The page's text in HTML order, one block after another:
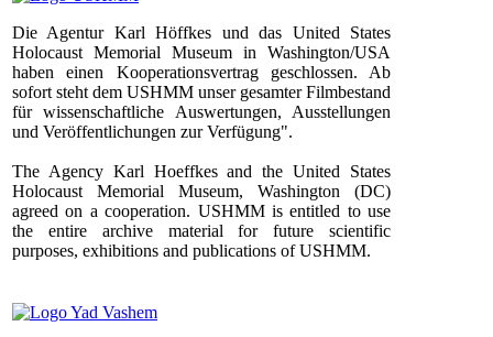
Die Agentur Karl Höffkes und das United States
Holocaust Memorial Museum in Washington/USA
haben einen Kooperationsvertrag geschlossen. Ab
sofort steht dem USHMM unser gesamter Filmbestand
für wissenschaftliche Auswertungen, Ausstellungen
und Veröffentlichungen zur Verfügung".
The Agency Karl Hoeffkes and the United States
Holocaust Memorial Museum, Washington (DC)
agreed on a cooperation. USHMM is entitled to use
the entire archive material for future scientific
purposes, exhibitions and publications of USHMM.